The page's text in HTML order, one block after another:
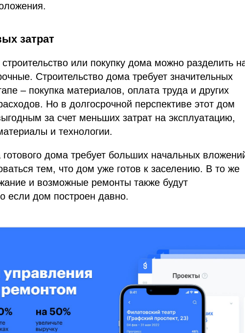
затрат
или покупку дома можно разделить
Строительство дома требует значительных
– покупка материалов, оплата труда и других
Но в долгосрочной перспективе этот дом
за счет меньших затрат на эксплуатацию,
и технологии.
дома требует больших начальных
тем, что дом уже готов к заселению. В то же
и возможные ремонты также будут
если дом построен давно.